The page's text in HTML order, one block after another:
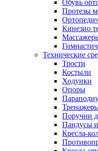
Обувь
Протезы
Кинезио
Технические
Трости
Костыли
Ходунки
Опоры
Поручни
Пандусы
Кресла-